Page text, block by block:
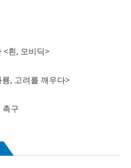
<흰, 모비딕>
, 고려를 깨우다>
촉구